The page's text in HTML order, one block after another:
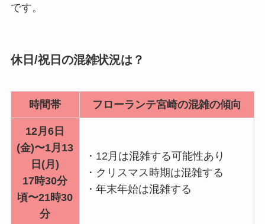
です。
休日/祝日の混雑状況は？
時間帯 フローランテ宮崎の混雑の傾向
12月6日
(金)〜1月13
日(月)
17時30分
頃〜21時30
分
・12月は混雑する可能性あり
・クリスマス時期は混雑する
・年末年始は混雑する